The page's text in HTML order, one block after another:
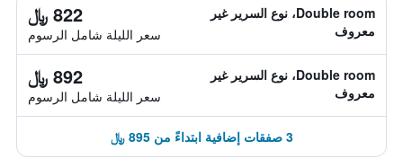
Double room، نوع السرير غير
معروف
822 ﷼
سعر الليلة شامل الرسوم
Double room، نوع السرير غير
معروف
892 ﷼
سعر الليلة شامل الرسوم
3 صفقات إضافية ابتداءً من 895 ﷼